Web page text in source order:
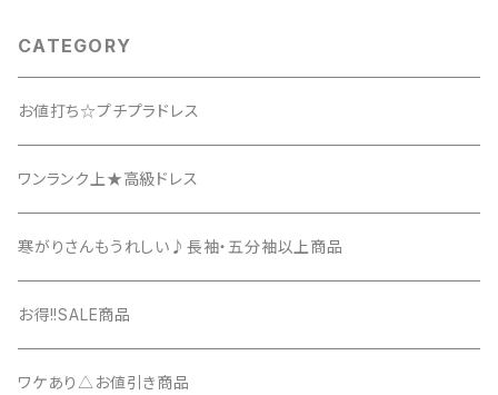
CATEGORY
お値打ち☆プチプラドレス
ワンランク上★高級ドレス
寒がりさんもうれしい♪長袖・五分袖以上商品
お得!!SALE商品
ワケあり△お値引き商品